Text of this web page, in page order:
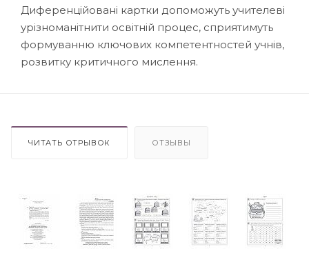
Диференційовані картки допоможуть учителеві
урізноманітнити освітній процес, сприятимуть
формуванню ключових компетентностей учнів,
розвитку критичного мислення.
ЧИТАТЬ ОТРЫВОК ОТЗЫВЫ